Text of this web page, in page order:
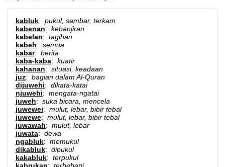
kabluk: pukul, sambar, terkam
kabenan: kebanjiran
kabelan: tagihan
kabeh: semua
kabar: berita
kaba-kaba: kuatir
kahanan: situasi, keadaan
juz: bagian dalam Al-Quran
dijuwehi: dikata-katai
njuwehi: mengata-ngatai
juweh: suka bicara, mencela
juwewei: mulut, lebar, bibir tebal
juwewe: mulut, lebar, bibir tebal
juwawah: mulut, lebar
juwata: dewa
ngabluk: memukul
dikabluk: dipukul
kakabluk: terpukul